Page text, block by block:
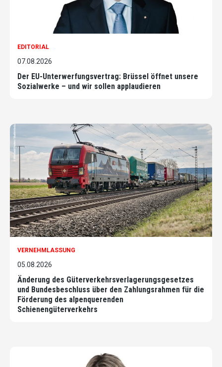
EDITORIAL
07.08.2026
Der EU-Unterwerfungsvertrag: Brüssel öffnet unsere
Sozialwerke – und wir sollen applaudieren
VERNEHMLASSUNG
05.08.2026
Änderung des Güterverkehrsverlagerungsgesetzes
und Bundesbeschluss über den Zahlungsrahmen für die
Förderung des alpenquerenden
Schienengüterverkehrs